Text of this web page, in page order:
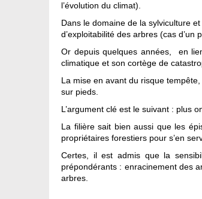
l’évolution du climat).
Dans le domaine de la sylviculture
d’exploitabilité des arbres (cas
Or depuis quelques années, en
climatique et son cortège de
La mise en avant du risque
sur pieds.
L’argument clé est le suivant : plus
La filière sait bien aussi que les
propriétaires forestiers pour s’en
Certes, il est admis que la
prépondérants : enracinement des
arbres.